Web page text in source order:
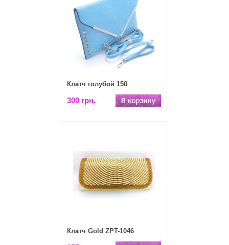
Клатч голубой 150
300 грн.
Клатч Gold ZPT-1046